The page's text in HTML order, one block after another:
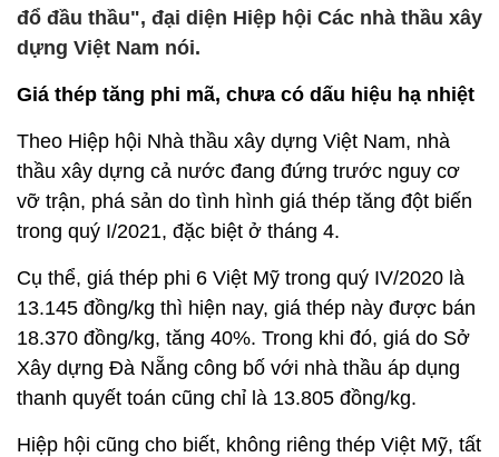
đổ đầu thầu", đại diện Hiệp hội Các nhà thầu xây
dựng Việt Nam nói.
Giá thép tăng phi mã, chưa có dấu hiệu hạ nhiệt
Theo Hiệp hội Nhà thầu xây dựng Việt Nam, nhà
thầu xây dựng cả nước đang đứng trước nguy cơ
vỡ trận, phá sản do tình hình giá thép tăng đột biến
trong quý I/2021, đặc biệt ở tháng 4.
Cụ thể, giá thép phi 6 Việt Mỹ trong quý IV/2020 là
13.145 đồng/kg thì hiện nay, giá thép này được bán
18.370 đồng/kg, tăng 40%. Trong khi đó, giá do Sở
Xây dựng Đà Nẵng công bố với nhà thầu áp dụng
thanh quyết toán cũng chỉ là 13.805 đồng/kg.
Hiệp hội cũng cho biết, không riêng thép Việt Mỹ, tất